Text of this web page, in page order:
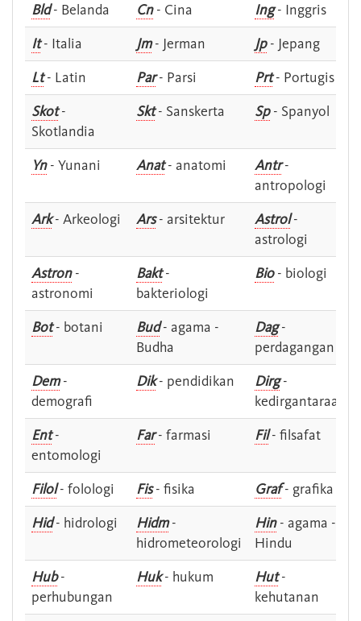
Bld- Belanda Cn- Cina Ing- Inggris
It- Italia Jm- Jerman Jp- Jepang
Lt- Latin Par- Parsi Prt- Portugis
Skot-
Skotlandia
Skt- Sanskerta Sp- Spanyol
Yn- Yunani Anat- anatomi Antr-
antropologi
Ark- Arkeologi Ars- arsitektur Astrol-
astrologi
Astron-
astronomi
Bakt-
bakteriologi
Bio- biologi
Bot- botani Bud- agama -
Budha
Dag-
perdagangan
Dem-
demografi
Dik- pendidikan Dirg-
kedirgantaraan
Ent-
entomologi
Far- farmasi Fil- filsafat
Filol- folologi Fis- fisika Graf- grafika
Hid- hidrologi Hidm-
hidrometeorologi
Hin- agama -
Hindu
Hub-
perhubungan
Huk- hukum Hut-
kehutanan